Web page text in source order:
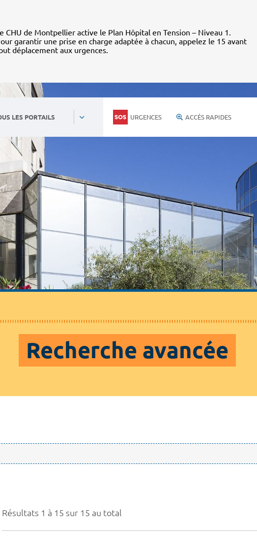
CHU de Montpellier active le Plan Hôpital en Tension – Niveau 1.
garantir une prise en charge adaptée à chacun, appelez le 15 avant
déplacement aux urgences.
LES PORTAILS URGENCES ACCÈS RAPIDES
Recherche avancée
Résultats 1 à 15 sur 15 au total